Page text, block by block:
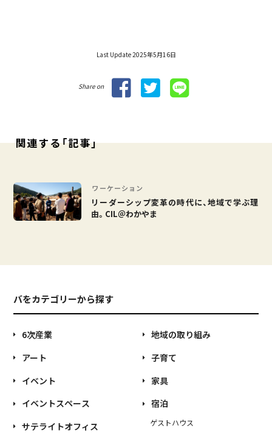
Last Update 2025年5月16日
Share on
関連する「記事」
ワーケーション
リーダーシップ変革の時代に、地域で学ぶ理
由。CIL＠わかやま
バをカテゴリーから探す
6次産業
アート
イベント
イベントスペース
サテライトオフィス
地域の取り組み
子育て
家具
宿泊
ゲストハウス